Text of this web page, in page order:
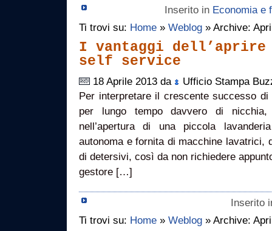
Inserito in Economia e
Ti trovi su: Home » Weblog » Archive:
I vantaggi dell’aprire
self service
18 Aprile 2013 da
Ufficio Stampa
Per interpretare il crescente successo
per lungo tempo davvero di
nell’apertura di una piccola
autonoma e fornita di macchine lavatrici,
di detersivi, così da non richiedere
gestore […]
Inserito
Ti trovi su: Home » Weblog » Archive: